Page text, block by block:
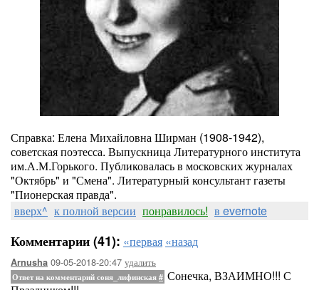
Справка: Елена Михайловна Ширман (1908-1942),
советская поэтесса. Выпускница Литературного института
им.А.М.Горького. Публиковалась в московских журналах
"Октябрь" и "Смена". Литературный консультант газеты
"Пионерская правда".
вверх^ к полной версии понравилось! в evernote
Комментарии (41): «первая «назад
Arnusha 09-05-2018-20:47 удалить
Ответ на комментарий соня_лифинская # Сонечка, ВЗАИМНО!!! С